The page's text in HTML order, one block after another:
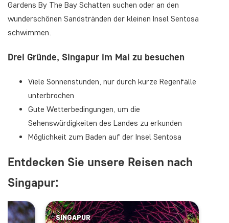
Gardens By The Bay Schatten suchen oder an den
wunderschönen Sandstränden der kleinen Insel Sentosa
schwimmen.
Drei Gründe, Singapur im Mai zu besuchen
Viele Sonnenstunden, nur durch kurze Regenfälle
unterbrochen
Gute Wetterbedingungen, um die
Sehenswürdigkeiten des Landes zu erkunden
Möglichkeit zum Baden auf der Insel Sentosa
Entdecken Sie unsere Reisen nach
Singapur:
SINGAPUR